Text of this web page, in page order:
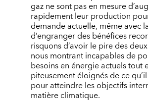
gaz ne sont pas en mesure
rapidement leur production
demande actuelle, même avec
d’engranger des bénéfices
risquons d’avoir le pire des
nous montrant incapables de
besoins en énergie actuels tout
piteusement éloignés de ce
pour atteindre les objectifs
matière climatique.